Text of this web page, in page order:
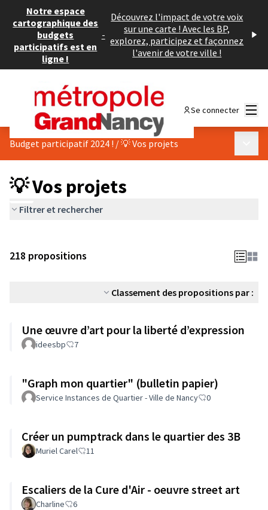
Notre espace
cartographique des
budgets
participatifs est en
ligne !
-
Découvrez l'impact de votre voix
sur une carte ! Avec les BP,
explorez, participez et façonnez
l'avenir de votre ville !
Se connecter
Budget participatif 2024 ! /💡 Vos projets
💡 Vos projets
Filtrer et rechercher
218 propositions
Classement des propositions par :
Une œuvre d’art pour la liberté d’expression
ideesbp 7
"Graph mon quartier" (bulletin papier)
Service Instances de Quartier - Ville de Nancy 0
Créer un pumptrack dans le quartier des 3B
Muriel Carel 11
Escaliers de la Cure d'Air - oeuvre street art
Charline 6